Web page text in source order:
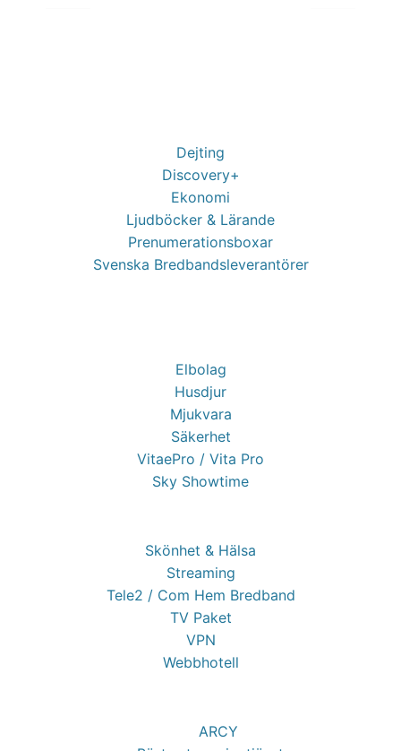
Dejting
Discovery+
Ekonomi
Ljudböcker & Lärande
Prenumerationsboxar
Svenska Bredbandsleverantörer
Elbolag
Husdjur
Mjukvara
Säkerhet
VitaePro / Vita Pro
Sky Showtime
Skönhet & Hälsa
Streaming
Tele2 / Com Hem Bredband
TV Paket
VPN
Webbhotell
ARCY